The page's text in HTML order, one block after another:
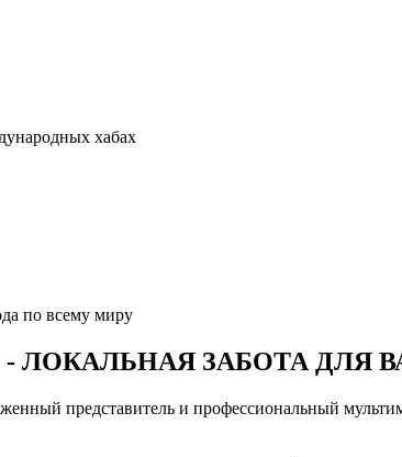
хабах
по всему миру
ЛОКАЛЬНАЯ ЗАБОТА ДЛЯ
представитель и профессиональный